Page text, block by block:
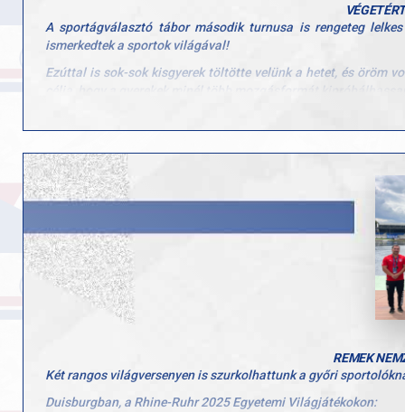
A sportágválasztó tábor második turnusa is rengeteg
ismerkedtek a sportok világával!
Ezúttal is sok-sok kisgyerek töltötte velünk a hetet, és öröm
célja, hogy a gyerekek minél több mozgásformát
a tábornak!
REMEK
Két rangos világversenyen is szurkolhattunk a győri
Duisburgban, a Rhine-Ruhr 2025 Egyetemi Világjátékokon: